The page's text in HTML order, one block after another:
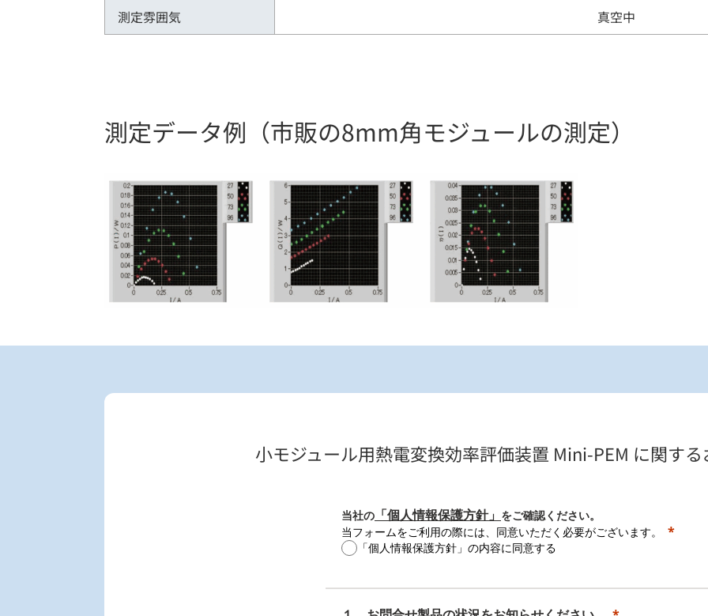
測定雰囲気
真空中
測定データ例（市販の8mm角モジュールの測定）
小モジュール用熱電変換効率評価装置 Mini-PEM に関す
当社の 「個人情報保護方針」 をご確認ください。
当フォームをご利用の際には、同意いただく必要がございます。
「個人情報保護方針」の内容に同意する